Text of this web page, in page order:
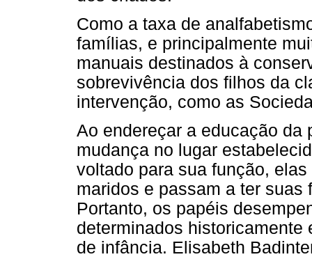
Como a taxa de
famílias, e principalmente
manuais destinados à
sobrevivência dos filhos da
intervenção, como as
Ao endereçar a educação da
mudança no lugar
voltado para sua função,
maridos e passam a ter
Portanto, os papéis
determinados
de infância. Elisabeth